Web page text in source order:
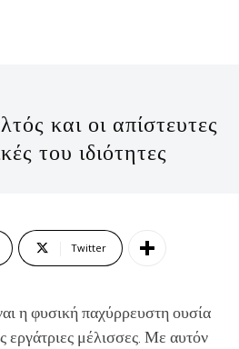
και οι απίστευτες
του ιδιότητες
Twitter
η φυσική παχύρρευστη ουσία
εργάτριες μέλισσες. Με αυτόν